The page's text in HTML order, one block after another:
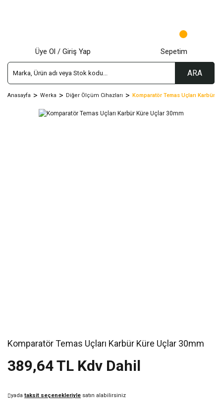
ARA
Üye Ol / Giriş Yap Sepetim
Anasayfa Werka Diğer Ölçüm Cihazları Komparatör Temas Uçları Karbür
Komparatör Temas Uçları Karbür Küre Uçlar 30mm
389,64 TL Kdv Dahil
yada taksit seçenekleriyle satın alabilirsiniz